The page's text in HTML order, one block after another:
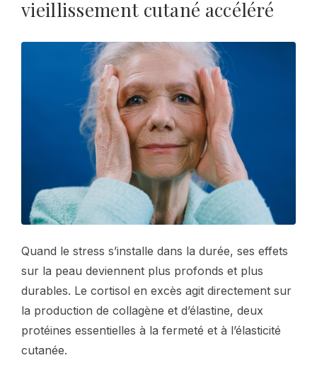
vieillissement cutané accéléré
Quand le stress s’installe dans la durée, ses effets
sur la peau deviennent plus profonds et plus
durables. Le cortisol en excès agit directement sur
la production de collagène et d’élastine, deux
protéines essentielles à la fermeté et à l’élasticité
cutanée.